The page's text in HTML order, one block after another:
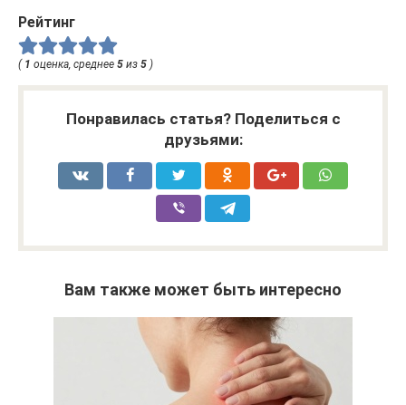
Рейтинг
( 1 оценка, среднее 5 из 5 )
Понравилась статья? Поделиться с
друзьями:
Вам также может быть интересно